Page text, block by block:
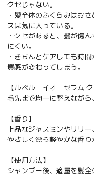
クセじゃない。
・髪全体のふくらみはお
スは気に入っている。
・クセがあると、髪が傷
にくい。
・きちんとケアしても時
質感が変わってしまう。
【ルベル イオ セラム ク
毛先まで均一に整えながら
【香り】
上品なジャスミンやリリ
やさしく漂う軽やかな香り
【使用方法】
シャンプー後、適量を髪全